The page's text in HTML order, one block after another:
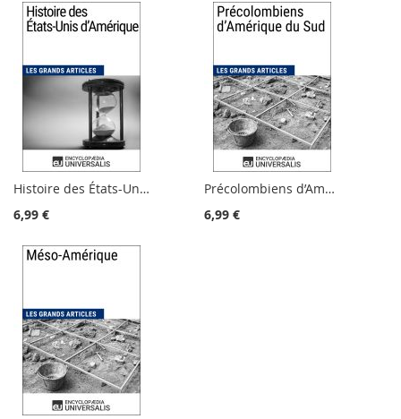
Histoire des États-Unis d'Amérique
6,99 €
Précolombiens d’Amérique du Sud
6,99 €